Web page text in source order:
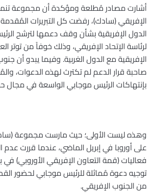
أشارت مصادر مُطلعة ومؤكدة أن مجموعة
الإفريقي (سادك)، رفضت كل التبريرات
الدول الإفريقية بشأن وقف دعمها لترشح
لرئاسة الإتحاد الإفريقي، وذلك خوفاً من توتر
الإفريقية مع الدول الغربية. وفيما يبدو أن
صاحبة قرار الدعم لم تكترث لهذه الدعوات،
بإنتهاكات الرئيس موجابي الواسعة في مجال
وهذه ليست الأولى؛ حيث مارست مجموعة
على أوروبا في إبريل الماضي، عندما قررت
فعاليات (قمة التعاون الإفريقي الأوروبي) في
توجيه دعوة مُماثلة للرئيس موجابي لحضور
من الجنوب الإفريقي.